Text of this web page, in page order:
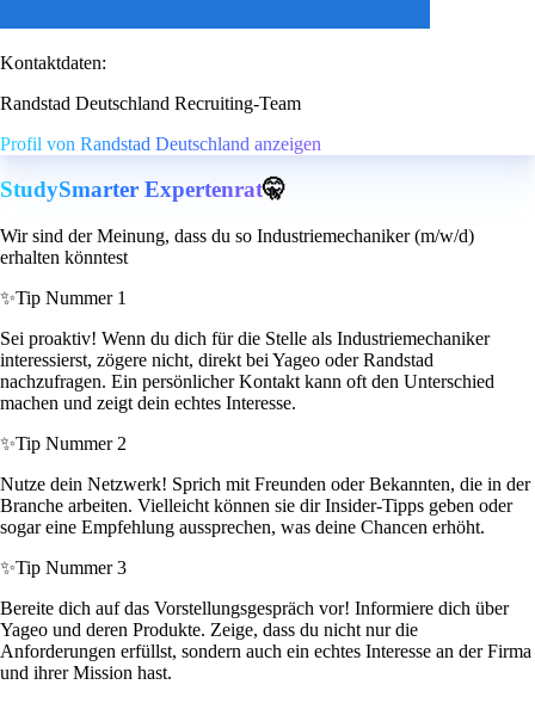
Kontaktdaten:
Randstad Deutschland Recruiting-Team
Profil von Randstad Deutschland anzeigen
StudySmarter Expertenrat🤫
Wir sind der Meinung, dass du so Industriemechaniker (m/w/d)
erhalten könntest
✨Tip Nummer 1
Sei proaktiv! Wenn du dich für die Stelle als Industriemechaniker
interessierst, zögere nicht, direkt bei Yageo oder Randstad
nachzufragen. Ein persönlicher Kontakt kann oft den Unterschied
machen und zeigt dein echtes Interesse.
✨Tip Nummer 2
Nutze dein Netzwerk! Sprich mit Freunden oder Bekannten, die in der
Branche arbeiten. Vielleicht können sie dir Insider-Tipps geben oder
sogar eine Empfehlung aussprechen, was deine Chancen erhöht.
✨Tip Nummer 3
Bereite dich auf das Vorstellungsgespräch vor! Informiere dich über
Yageo und deren Produkte. Zeige, dass du nicht nur die
Anforderungen erfüllst, sondern auch ein echtes Interesse an der Firma
und ihrer Mission hast.